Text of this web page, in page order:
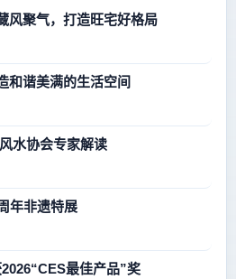
风聚气，打造旺宅好格局
和谐美满的生活空间
水协会专家解读
年非遗特展
最佳产品”奖